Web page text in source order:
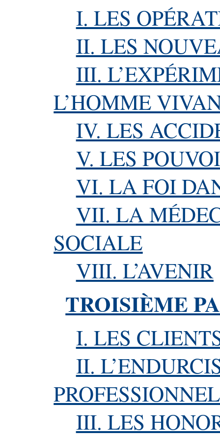
I. LES
II. LES
III.
L’HOMME
IV. LES
V. LES
VI. LA FOI
VII. LA
SOCIALE
VIII. L’AVENIR
TROISIÈME
I. LES
II.
PROFESSIONNEL
III. LES